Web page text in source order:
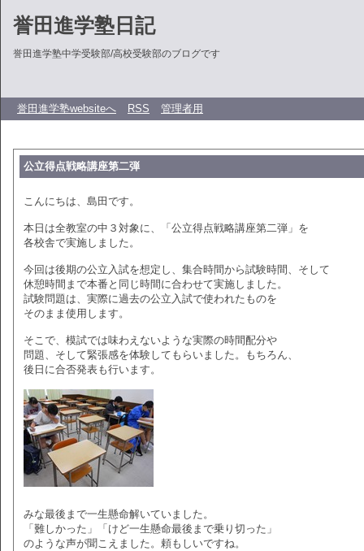
誉田進学塾日記
誉田進学塾中学受験部/高校受験部のブログです
誉田進学塾websiteへ RSS 管理者用
公立得点戦略講座第二弾
こんにちは、島田です。
本日は全教室の中３対象に、「公立得点戦略講座第二弾」を
各校舎で実施しました。
今回は後期の公立入試を想定し、集合時間から試験時間、そして
休憩時間まで本番と同じ時間に合わせて実施しました。
試験問題は、実際に過去の公立入試で使われたものを
そのまま使用します。
そこで、模試では味わえないような実際の時間配分や
問題、そして緊張感を体験してもらいました。もちろん、
後日に合否発表も行います。
みな最後まで一生懸命解いていました。
「難しかった」「けど一生懸命最後まで乗り切った」
のような声が聞こえました。頼もしいですね。